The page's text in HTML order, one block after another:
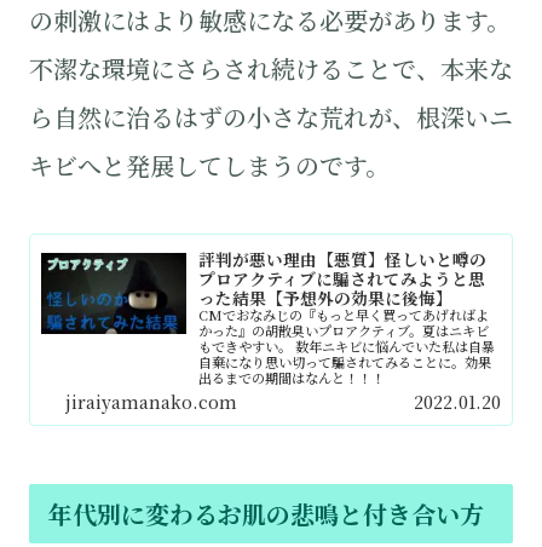
の刺激にはより敏感になる必要があります。
不潔な環境にさらされ続けることで、本来な
ら自然に治るはずの小さな荒れが、根深いニ
キビへと発展してしまうのです。
評判が悪い理由【悪質】怪しいと噂の
プロアクティブに騙されてみようと思
った結果【予想外の効果に後悔】
CMでおなみじの『もっと早く買ってあげればよ
かった』の胡散臭いプロアクティブ。夏はニキビ
もできやすい。 数年ニキビに悩んでいた私は自暴
自棄になり思い切って騙されてみることに。効果
出るまでの期間はなんと！！！
jiraiyamanako.com 2022.01.20
年代別に変わるお肌の悲鳴と付き合い方